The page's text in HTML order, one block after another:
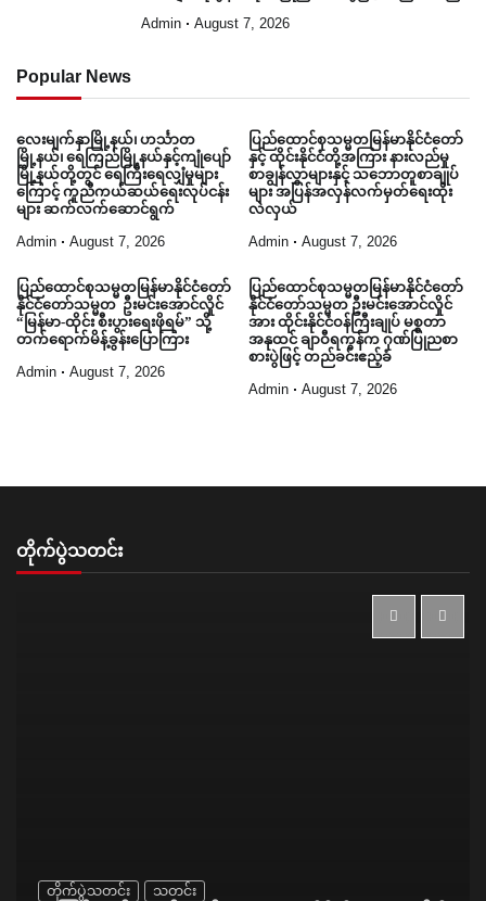
Admin August 7, 2026
Popular News
လေးမျက်နှာမြို့နယ်၊ ဟင်္သာတ
မြို့နယ်၊ ရေကြည်မြို့နယ်နှင့်ကျုံပျော်
မြို့နယ်တို့တွင် ရေကြီးရေလျှံမှုများ
ကြောင့် ကူညီကယ်ဆယ်ရေးလုပ်ငန်း
များ ဆက်လက်ဆောင်ရွက်
Admin August 7, 2026
ပြည်ထောင်စုသမ္မတမြန်မာနိုင်ငံတော်
နှင့် ထိုင်းနိုင်ငံတို့အကြား နားလည်မှု
စာချွန်လွှာများနှင့် သဘောတူစာချုပ်
များ အပြန်အလှန်လက်မှတ်ရေးထိုး
လဲလှယ်
Admin August 7, 2026
ပြည်ထောင်စုသမ္မတမြန်မာနိုင်ငံတော်
နိုင်ငံတော်သမ္မတ ဦးမင်းအောင်လှိုင်
“မြန်မာ-ထိုင်း စီးပွားရေးဖိုရမ်” သို့
တက်ရောက်မိန့်ခွန်းပြောကြား
Admin August 7, 2026
ပြည်ထောင်စုသမ္မတမြန်မာနိုင်ငံတော်
နိုင်ငံတော်သမ္မတ ဦးမင်းအောင်လှိုင်
အား ထိုင်းနိုင်ငံဝန်ကြီးချုပ် မစ္စတာ
အနုထင် ချာဝီရကွန်က ဂုဏ်ပြုညစာ
စားပွဲဖြင့် တည်ခင်းဧည့်ခံ
Admin August 7, 2026
တိုက်ပွဲသတင်း
တိုက်ပွဲသတင်း သတင်း